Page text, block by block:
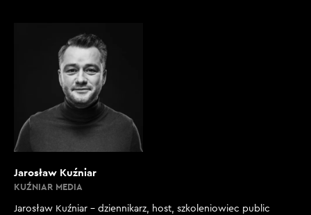
Jarosław Kuźniar
KUŹNIAR MEDIA
Jarosław Kuźniar – dziennikarz, host, szkoleniowiec public